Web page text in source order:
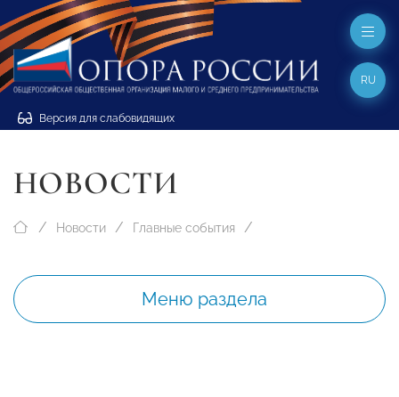
Версия для слабовидящих
RU
НОВОСТИ
Новости Главные события
Меню раздела